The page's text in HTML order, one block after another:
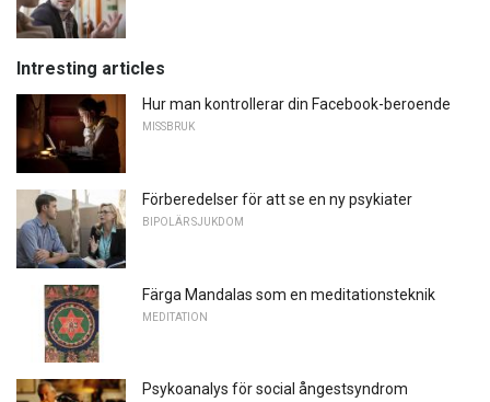
Intresting articles
Hur man kontrollerar din Facebook-beroende
MISSBRUK
Förberedelser för att se en ny psykiater
BIPOLÄR SJUKDOM
Färga Mandalas som en meditationsteknik
MEDITATION
Psykoanalys för social ångestsyndrom